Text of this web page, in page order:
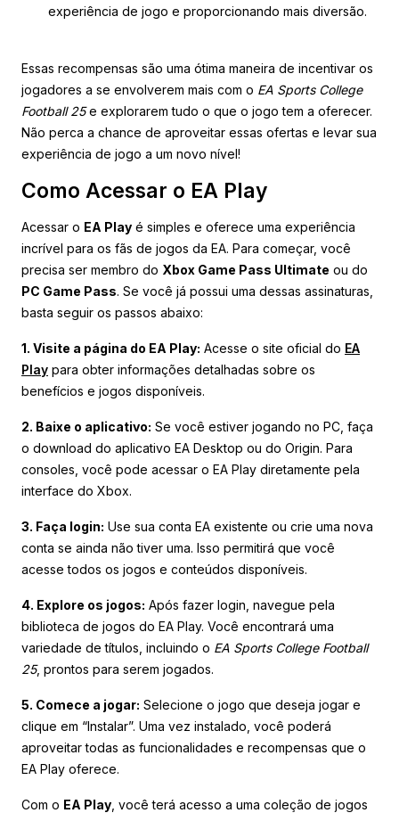
experiência de jogo e proporcionando mais diversão.
Essas recompensas são uma ótima maneira de incentivar os
jogadores a se envolverem mais com o EA Sports College
Football 25e explorarem tudo o que o jogo tem a oferecer.
Não perca a chance de aproveitar essas ofertas e levar sua
experiência de jogo a um novo nível!
Como Acessar o EA Play
Acessar o EA Play é simples e oferece uma experiência
incrível para os fãs de jogos da EA. Para começar, você
precisa ser membro do Xbox Game Pass Ultimate ou do
PC Game Pass. Se você já possui uma dessas assinaturas,
basta seguir os passos abaixo:
1. Visite a página do EA Play: Acesse o site oficial do EA
Play para obter informações detalhadas sobre os
benefícios e jogos disponíveis.
2. Baixe o aplicativo: Se você estiver jogando no PC, faça
o download do aplicativo EA Desktop ou do Origin. Para
consoles, você pode acessar o EA Play diretamente pela
interface do Xbox.
3. Faça login: Use sua conta EA existente ou crie uma nova
conta se ainda não tiver uma. Isso permitirá que você
acesse todos os jogos e conteúdos disponíveis.
4. Explore os jogos: Após fazer login, navegue pela
biblioteca de jogos do EA Play. Você encontrará uma
variedade de títulos, incluindo o EA Sports College Football
25, prontos para serem jogados.
5. Comece a jogar: Selecione o jogo que deseja jogar e
clique em “Instalar”. Uma vez instalado, você poderá
aproveitar todas as funcionalidades e recompensas que o
EA Play oferece.
Com o EA Play , você terá acesso a uma coleção de jogos